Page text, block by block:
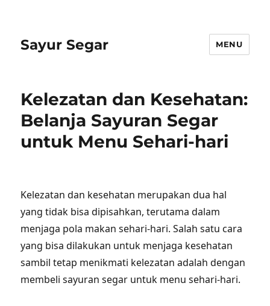
Sayur Segar MENU
Kelezatan dan Kesehatan:
Belanja Sayuran Segar
untuk Menu Sehari-hari
Kelezatan dan kesehatan merupakan dua hal
yang tidak bisa dipisahkan, terutama dalam
menjaga pola makan sehari-hari. Salah satu cara
yang bisa dilakukan untuk menjaga kesehatan
sambil tetap menikmati kelezatan adalah dengan
membeli sayuran segar untuk menu sehari-hari.